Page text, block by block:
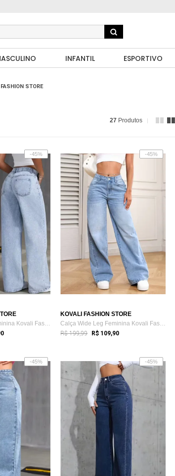
INFANTIL ESPORTIVO
STORE
27 Produtos
-45%
Calça Wide Leg Feminina Kovali Fashion S...
-45%
KOVALI FASHION STORE
Calça Wide Leg Feminina Kovali Fashion S...
R$ 199,99 R$ 109,90
-45% -45%